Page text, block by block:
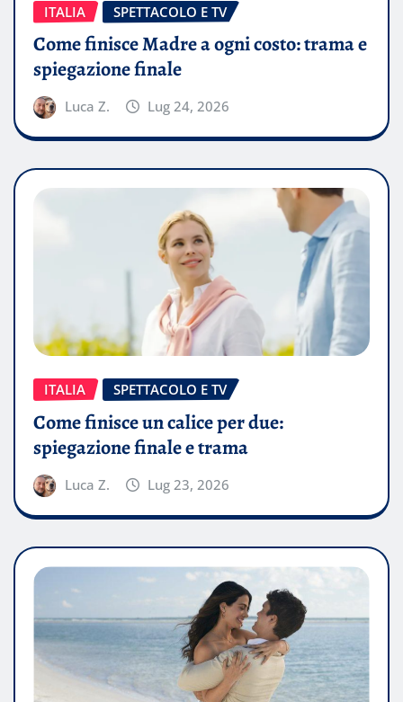
ITALIA SPETTACOLO E TV
Come finisce Madre a ogni costo: trama e
spiegazione finale
Luca Z. Lug 24, 2026
ITALIA SPETTACOLO E TV
Come finisce un calice per due:
spiegazione finale e trama
Luca Z. Lug 23, 2026